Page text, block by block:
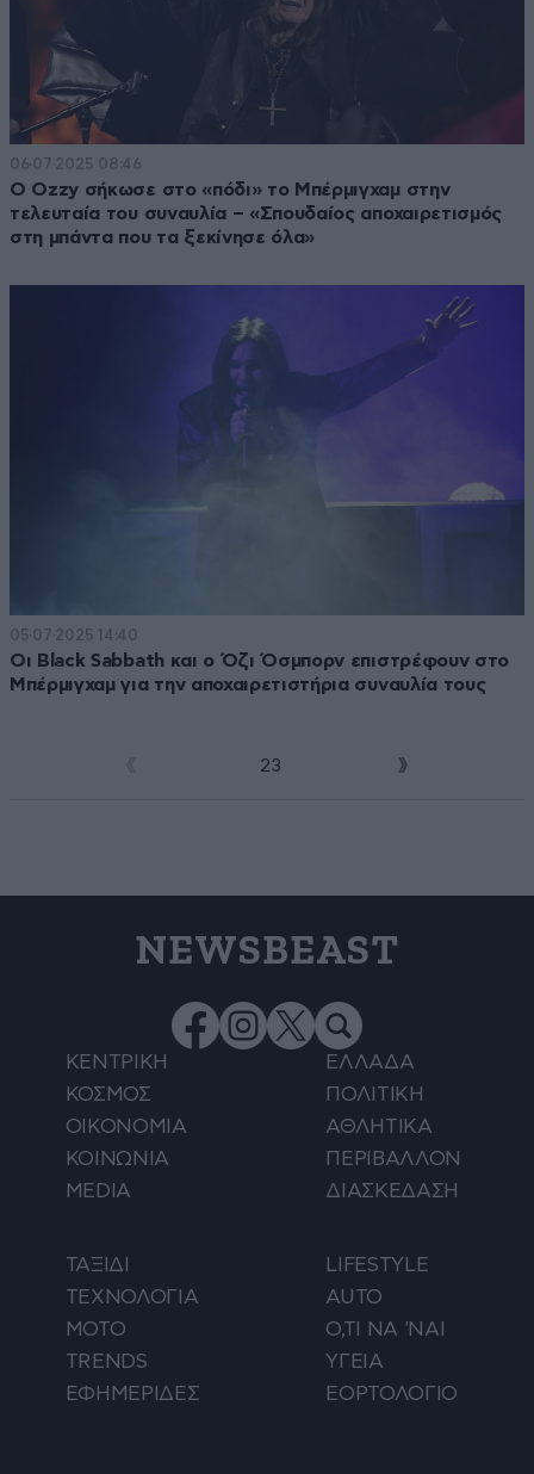
06·07·2025 08:46
O Ozzy σήκωσε στο «πόδι» το Μπέρμιγχαμ στην
τελευταία του συναυλία – «Σπουδαίος αποχαιρετισμός
στη μπάντα που τα ξεκίνησε όλα»
05·07·2025 14:40
Οι Black Sabbath και ο Όζι Όσμπορν επιστρέφουν στο
Μπέρμιγχαμ για την αποχαιρετιστήρια συναυλία τους
23
NEWSBEAST
ΚΕΝΤΡΙΚΗ
ΕΛΛΑΔΑ
ΚΟΣΜΟΣ
ΠΟΛΙΤΙΚΗ
ΟΙΚΟΝΟΜΙΑ
ΑΘΛΗΤΙΚΑ
ΚΟΙΝΩΝΙΑ
ΠΕΡΙΒΑΛΛΟΝ
MEDIA
ΔΙΑΣΚΕΔΑΣΗ
ΤΑΞΙΔΙ
LIFESTYLE
ΤΕΧΝΟΛΟΓΙΑ
AUTO
ΜΟΤΟ
Ο,ΤΙ ΝΑ 'ΝΑΙ
TRENDS
ΥΓΕΙΑ
ΕΦΗΜΕΡΙΔΕΣ
ΕΟΡΤΟΛΟΓΙΟ